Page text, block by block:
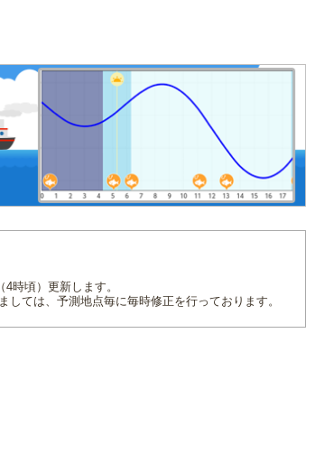
時頃）更新します。
ては、予測地点毎に毎時修正を行っております。